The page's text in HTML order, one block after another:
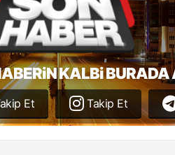
KALBi BURADA
Et Takip Et